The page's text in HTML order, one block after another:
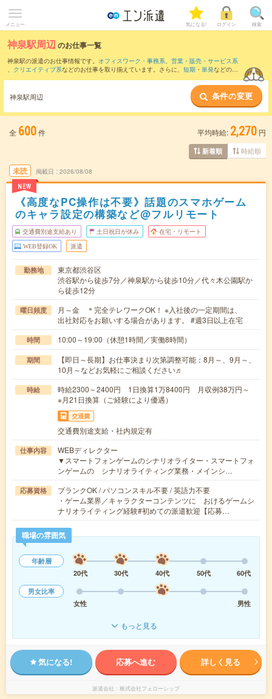
メニュー 気になる! ログイン 検索
神泉駅周辺のお仕事一覧
神泉駅の派遣のお仕事情報です。 オフィスワーク・事務系、 営業・販売・サービス系
、 クリエイティブ系などのお仕事を取り揃えています。さらに、 短期 ・ 単発などの期
また、渋谷駅
など近隣駅のお仕事もご確認い
ただけます。
神泉駅周辺 条件の変更
全 600件 平均時給: 2,270 円
新着順 時給順
未読
NEW
掲載日 2026/08/08
《高度なPC操作は不要》話題のスマホゲーム
のキャラ設定の構築など@フルリモート
交通費別途支給あり 土日祝日が休み 在宅・リモート
WEB登録OK 派遣
勤務地
東京都渋谷区
渋谷駅から徒歩7分／神泉駅から徒歩10分／代々木公園駅か
ら徒歩12分
曜日頻度
月～金 ＊完全テレワークOK！ ※入社後の一定期間は、
出社対応をお願いする場合があります。 #週3日以上在宅
時間 10:00～19:00（休憩1時間／実働8時間）
期間
【即日～長期】お仕事決まり次第調整可能：8月～、9月～、
10月～などお気軽にご相談ください♬
時給
時給2300～2400円 1日換算1万8400円 月収例38万円～
※月21日換算（ご経験により優遇）
交通費
交通費別途支給・社内規定有
仕事内容
WEBディレクター
▼スマートフォンゲームのシナリオライター・スマートフォ
ンゲームの シナリオライティング業務・メインシ…
応募資格
ブランクOK / パソコンスキル不要 / 英語力不要
・ゲーム業界／キャラクターコンテンツに おけるゲームシ
ナリオライティング経験#初めての派遣歓迎【応募…
職場の雰囲気
年齢層
20代
30代 40代 50代
60代
男女比率
女性
男性
もっと見る
気になる! 応募へ進む 詳しく見る
派遣会社 株式会社フェローシップ